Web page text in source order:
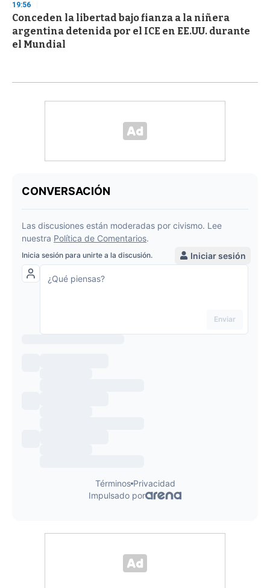
19:56
Conceden la libertad bajo fianza a la niñera
argentina detenida por el ICE en EE.UU. durante
el Mundial